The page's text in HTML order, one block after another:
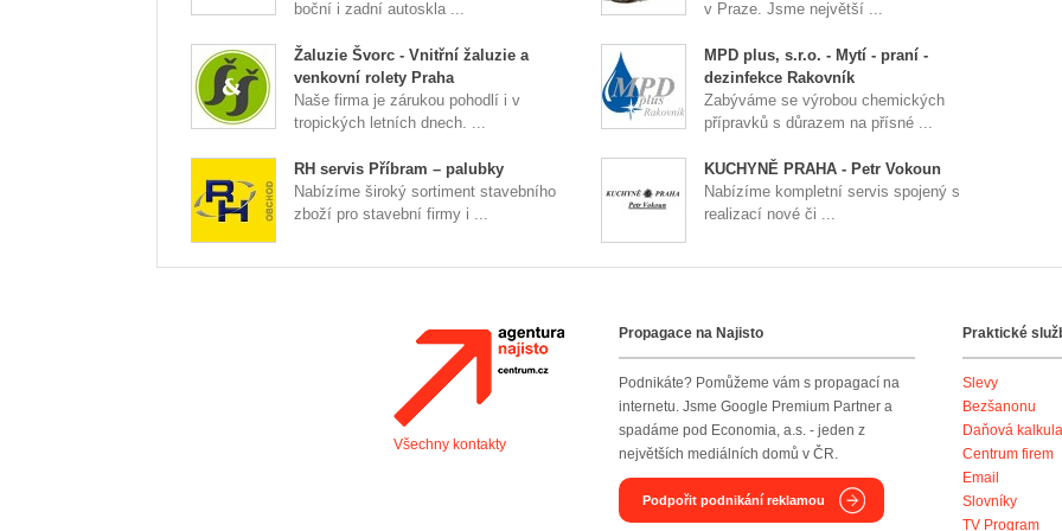
boční i zadní autoskla ...
v Praze. Jsme největší ...
Žaluzie Švorc - Vnitřní žaluzie a
venkovní rolety Praha
Naše firma je zárukou pohodlí i v
tropických letních dnech. ...
MPD plus, s.r.o. - Mytí - praní -
dezinfekce Rakovník
Zabýváme se výrobou chemických
přípravků s důrazem na přísné ...
RH servis Příbram – palubky
Nabízíme široký sortiment stavebního
zboží pro stavební firmy i ...
KUCHYNĚ PRAHA - Petr Vokoun
Nabízíme kompletní servis spojený s
realizací nové či ...
Agentura Najisto
Všechny kontakty
Propagace na Najisto
Podnikáte? Pomůžeme vám s propagací na
internetu. Jsme Google Premium Partner a
spadáme pod Economia, a.s. - jeden z
největších mediálních domů v ČR.
Podpořit podnikání reklamou
Praktické
Slevy
Bezšanonu
Daňová
Centrum firem
Email
Slovníky
TV Program